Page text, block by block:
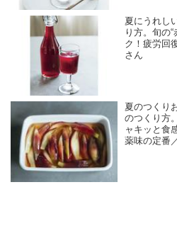
夏にうれし
り方。旬の
ク！疲労回
さん
夏のつくり
のつくり方
ャキッと食
薬味の定番